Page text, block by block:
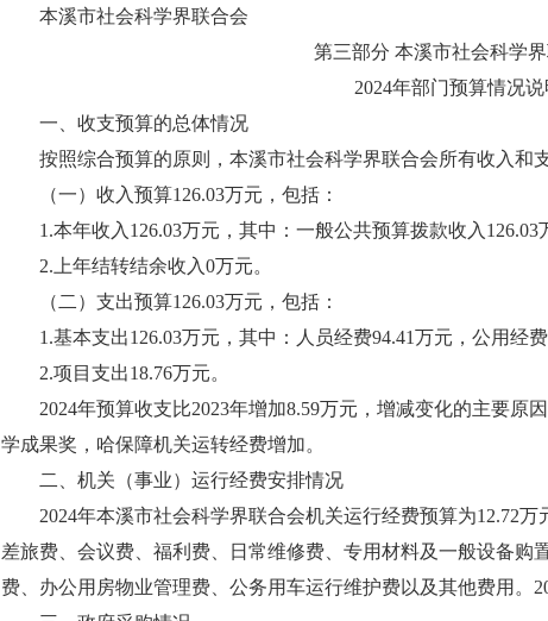
本溪市社会科学界联合会
第三部分 本溪市社会科学界
2024年部门预算情况说
一、收支预算的总体情况
按照综合预算的原则，本溪市社会科学界联合会所有收入和支
（一）收入预算126.03万元，包括：
1.本年收入126.03万元，其中：一般公共预算拨款收入126.03
2.上年结转结余收入0万元。
（二）支出预算126.03万元，包括：
1.基本支出126.03万元，其中：人员经费94.41万元，公用经费
2.项目支出18.76万元。
2024年预算收支比2023年增加8.59万元，增减变化的主要原
学成果奖，哈保障机关运转经费增加。
二、机关（事业）运行经费安排情况
2024年本溪市社会科学界联合会机关运行经费预算为12.72万
差旅费、会议费、福利费、日常维修费、专用材料及一般设备购
费、办公用房物业管理费、公务用车运行维护费以及其他费用。